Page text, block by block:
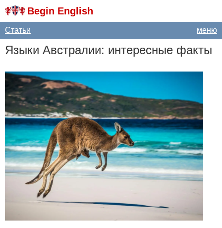
Begin English
меню
Статьи
Языки Австралии: интересные факты